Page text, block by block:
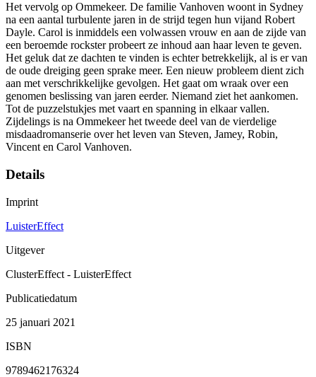
Het vervolg op Ommekeer. De familie Vanhoven woont in Sydney
na een aantal turbulente jaren in de strijd tegen hun vijand Robert
Dayle. Carol is inmiddels een volwassen vrouw en aan de zijde van
een beroemde rockster probeert ze inhoud aan haar leven te geven.
Het geluk dat ze dachten te vinden is echter betrekkelijk, al is er van
de oude dreiging geen sprake meer. Een nieuw probleem dient zich
aan met verschrikkelijke gevolgen. Het gaat om wraak over een
genomen beslissing van jaren eerder. Niemand ziet het aankomen.
Tot de puzzelstukjes met vaart en spanning in elkaar vallen.
Zijdelings is na Ommekeer het tweede deel van de vierdelige
misdaadromanserie over het leven van Steven, Jamey, Robin,
Vincent en Carol Vanhoven.
Details
Imprint
LuisterEffect
Uitgever
ClusterEffect - LuisterEffect
Publicatiedatum
25 januari 2021
ISBN
9789462176324